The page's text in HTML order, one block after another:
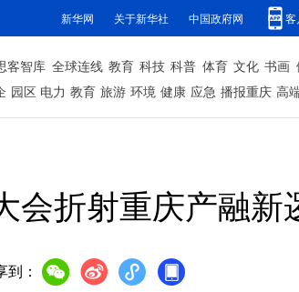
新华网 关于新华社 中国政府网 客
客智库 全球连线 教育 科技 科普 体育 文化 书画
园区 电力 教育 旅游 环境 健康 应急 播报重庆 高
会折射重庆产融新
到：